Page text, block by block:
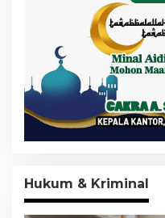
Hukum & Kriminal